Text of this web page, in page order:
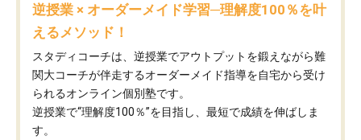
逆授業 × オーダーメイド学習─理解度100％を叶
えるメソッド！
スタディコーチは、逆授業でアウトプットを鍛えながら難
関大コーチが伴走するオーダーメイド指導を自宅から受け
られるオンライン個別塾です。
逆授業で“理解度100％”を目指し、最短で成績を伸ばしま
す。